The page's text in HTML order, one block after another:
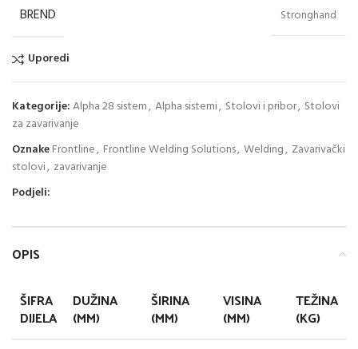
BREND Stronghand
Uporedi
Kategorije:Alpha 28 sistem, Alpha sistemi, Stolovi i pribor, Stolovi
za zavarivanje
OznakeFrontline, Frontline Welding Solutions, Welding, Zavarivački
stolovi, zavarivanje
Podjeli:
OPIS
ŠIFRA
DIJELA
DUŽINA
(MM)
ŠIRINA
(MM)
VISINA
(MM)
TEŽINA
(KG)